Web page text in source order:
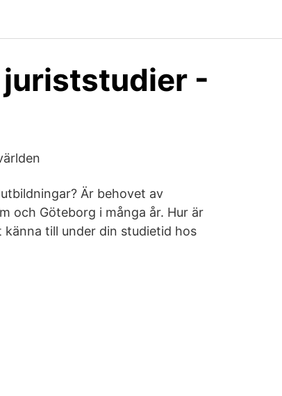
juriststudier -
Är behovet av
och Göteborg i många år. Hur är
till under din studietid hos